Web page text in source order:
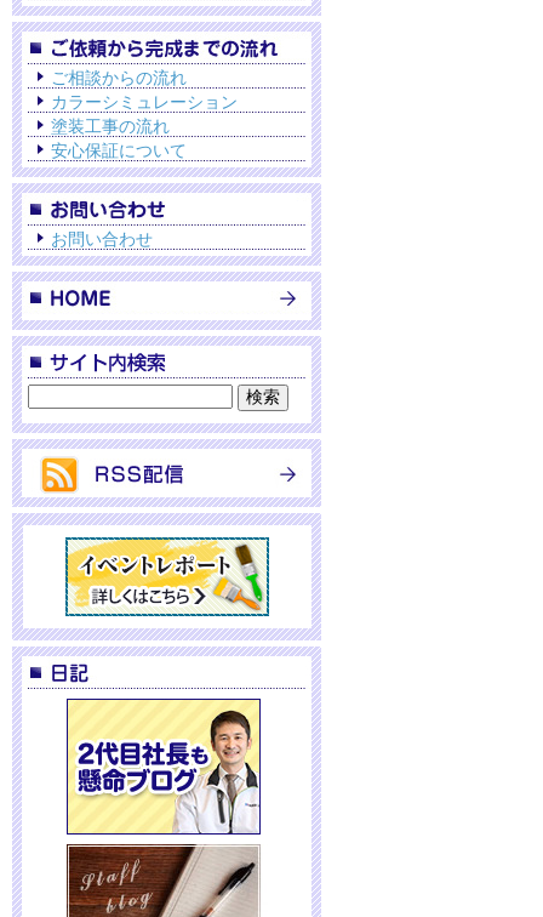
ご相談からの流れ
カラーシミュレーション
塗装工事の流れ
安心保証について
お問い合わせ